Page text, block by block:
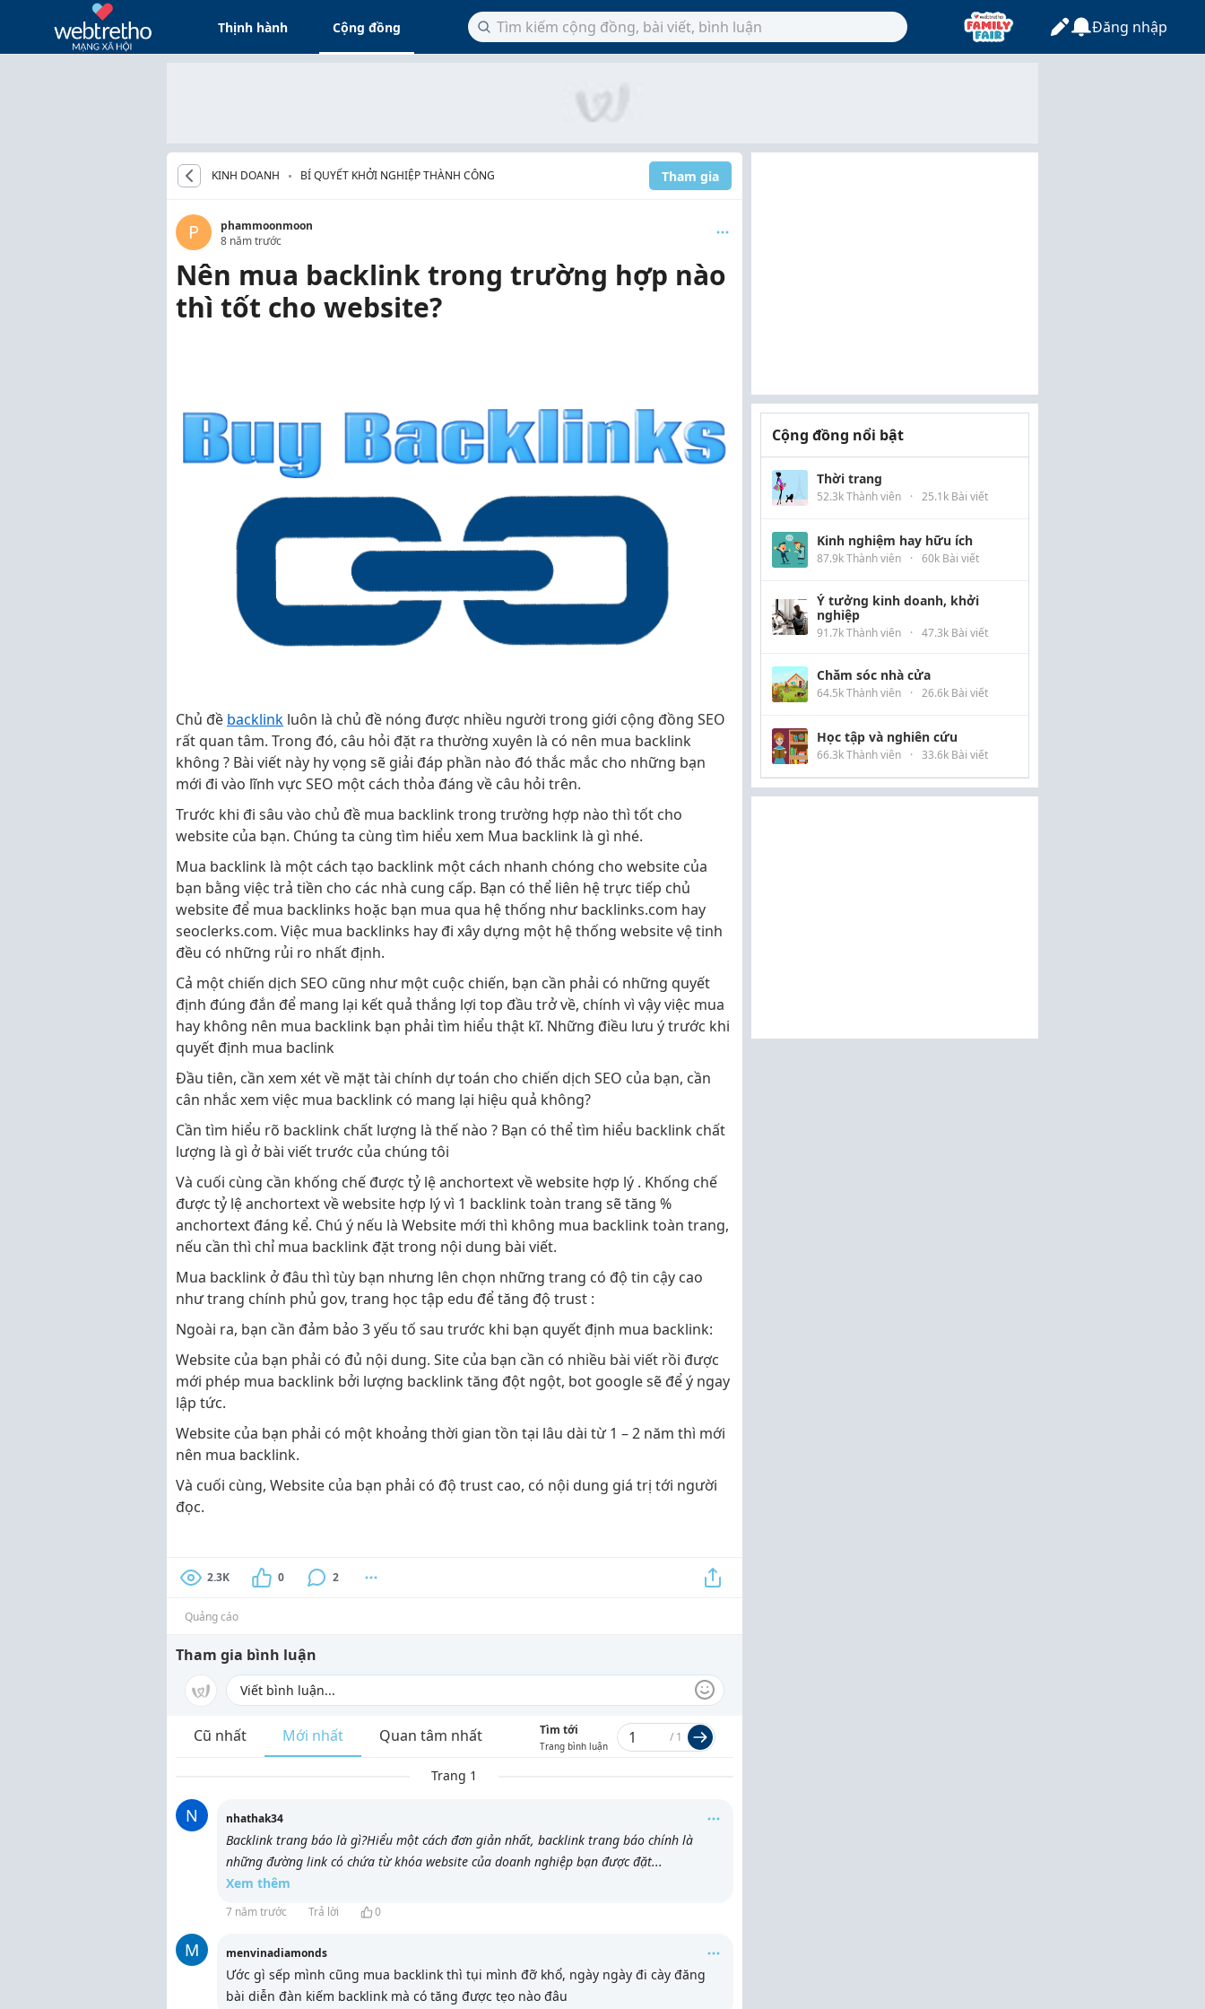
Thịnh hành Cộng đồng Đăng nhập
KINH DOANH BÍ QUYẾT KHỞI NGHIỆP THÀNH CÔNG Tham gia
P
phammoonmoon
8 năm trước
Nên mua backlink trong trường hợp nào
thì tốt cho website?
Chủ đề backlink luôn là chủ đề nóng được nhiều người trong giới cộng đồng SEO
rất quan tâm. Trong đó, câu hỏi đặt ra thường xuyên là có nên mua backlink
không ? Bài viết này hy vọng sẽ giải đáp phần nào đó thắc mắc cho những bạn
mới đi vào lĩnh vực SEO một cách thỏa đáng về câu hỏi trên.
Trước khi đi sâu vào chủ đề mua backlink trong trường hợp nào thì tốt cho
website của bạn. Chúng ta cùng tìm hiểu xem Mua backlink là gì nhé.
Mua backlink là một cách tạo backlink một cách nhanh chóng cho website của
bạn bằng việc trả tiền cho các nhà cung cấp. Bạn có thể liên hệ trực tiếp chủ
website để mua backlinks hoặc bạn mua qua hệ thống như backlinks.com hay
seoclerks.com. Việc mua backlinks hay đi xây dựng một hệ thống website vệ tinh
đều có những rủi ro nhất định.
Cả một chiến dịch SEO cũng như một cuộc chiến, bạn cần phải có những quyết
định đúng đắn để mang lại kết quả thắng lợi top đầu trở về, chính vì vậy việc mua
hay không nên mua backlink bạn phải tìm hiểu thật kĩ. Những điều lưu ý trước khi
quyết định mua baclink
Đầu tiên, cần xem xét về mặt tài chính dự toán cho chiến dịch SEO của bạn, cần
cân nhắc xem việc mua backlink có mang lại hiệu quả không?
Cần tìm hiểu rõ backlink chất lượng là thế nào ? Bạn có thể tìm hiểu backlink chất
lượng là gì ở bài viết trước của chúng tôi
Và cuối cùng cần khống chế được tỷ lệ anchortext về website hợp lý . Khống chế
được tỷ lệ anchortext về website hợp lý vì 1 backlink toàn trang sẽ tăng %
anchortext đáng kể. Chú ý nếu là Website mới thì không mua backlink toàn trang,
nếu cần thì chỉ mua backlink đặt trong nội dung bài viết.
Mua backlink ở đâu thì tùy bạn nhưng lên chọn những trang có độ tin cậy cao
như trang chính phủ gov, trang học tập edu để tăng độ trust :
Ngoài ra, bạn cần đảm bảo 3 yếu tố sau trước khi bạn quyết định mua backlink:
Website của bạn phải có đủ nội dung. Site của bạn cần có nhiều bài viết rồi được
mới phép mua backlink bởi lượng backlink tăng đột ngột, bot google sẽ để ý ngay
lập tức.
Website của bạn phải có một khoảng thời gian tồn tại lâu dài từ 1 – 2 năm thì mới
nên mua backlink.
Và cuối cùng, Website của bạn phải có độ trust cao, có nội dung giá trị tới người
đọc.
2.3K 0 2
Quảng cáo
Tham gia bình luận
Cũ nhất Mới nhất Quan tâm nhất Tìm tới
Trang bình luận
/ 1
Trang 1
N nhathak34
Backlink trang báo là gì?Hiểu một cách đơn giản nhất, backlink trang báo chính là
những đường link có chứa từ khóa website của doanh nghiệp bạn được đặt...
Xem thêm
7 năm trước Trả lời 0
M menvinadiamonds
Ước gì sếp mình cũng mua backlink thì tụi mình đỡ khổ, ngày ngày đi cày đăng
bài diễn đàn kiếm backlink mà có tăng được tẹo nào đâu
Cộng đồng nổi bật
Thời trang
52.3k Thành viên · 25.1k Bài viết
Kinh nghiệm hay hữu ích
87.9k Thành viên · 60k Bài viết
Ý tưởng kinh doanh, khởi
nghiệp
91.7k Thành viên · 47.3k Bài viết
Chăm sóc nhà cửa
64.5k Thành viên · 26.6k Bài viết
Học tập và nghiên cứu
66.3k Thành viên · 33.6k Bài viết